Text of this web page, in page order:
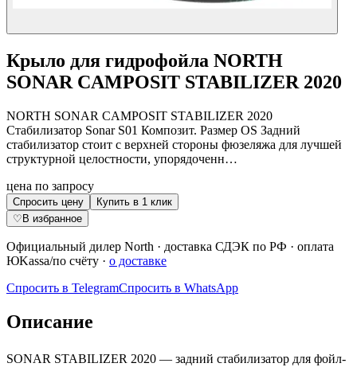
Крыло для гидрофойла NORTH
SONAR CAMPOSIT STABILIZER 2020
NORTH SONAR CAMPOSIT STABILIZER 2020
Стабилизатор Sonar S01 Композит. Размер OS Задний
стабилизатор стоит с верхней стороны фюзеляжа для лучшей
структурной целостности, упорядоченн…
цена по запросу
Спросить цену
Купить в 1 клик
♡ В избранное
Официальный дилер North · доставка СДЭК по РФ · оплата
ЮKassa/по счёту · о доставке
Спросить в TelegramСпросить в WhatsApp
Описание
SONAR STABILIZER 2020 — задний стабилизатор для фойл-